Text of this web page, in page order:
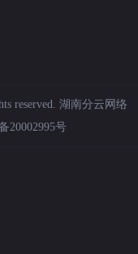
reserved. 湖南分云网络
20002995号